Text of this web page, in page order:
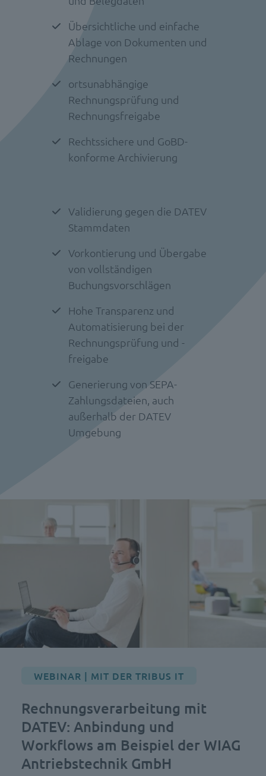
Übersichtliche und einfache
Ablage von Dokumenten und
Rechnungen
ortsunabhängige
Rechnungsprüfung und
Rechnungsfreigabe
Rechtssichere und GoBD-
konforme Archivierung
Validierung gegen die DATEV
Stammdaten
Vorkontierung und Übergabe
von vollständigen
Buchungsvorschlägen
Hohe Transparenz und
Automatisierung bei der
Rechnungsprüfung und -
freigabe
Generierung von SEPA-
Zahlungsdateien, auch
außerhalb der DATEV
Umgebung
WEBINAR | MIT DER TRIBUS IT
Rechnungsverarbeitung mit
DATEV: Anbindung und
Workflows am Beispiel der WIAG
Antriebstechnik GmbH